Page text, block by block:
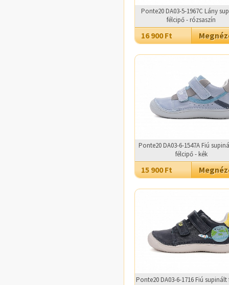
Ponte20 DA03-5-1967C Lány
félcipő - rózsaszín
16 900 Ft
Ponte20 DA03-6-1547A Fiú
félcipő - kék
15 900 Ft
Ponte20 DA03-6-1716 Fiú